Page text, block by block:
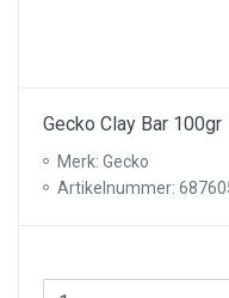
Gecko Clay Bar 100gr
Merk: Gecko
Artikelnummer: